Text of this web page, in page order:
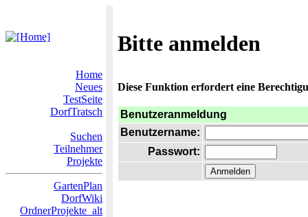
Bitte anmelden
Home
Neues
TestSeite
DorfTratsch
Suchen
Teilnehmer
Projekte
GartenPlan
DorfWiki
OrdnerProjekte_alt
Diese Funktion erfordert eine
Benutzeranmeldung
Benutzername:
Passwort: